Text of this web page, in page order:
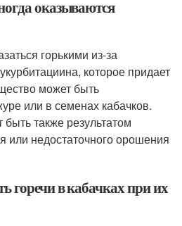
оказываются
горькими из-за
которое придает
может быть
или в семенах кабачков.
быть также результатом
или недостаточного орошения
горечи в кабачках при их